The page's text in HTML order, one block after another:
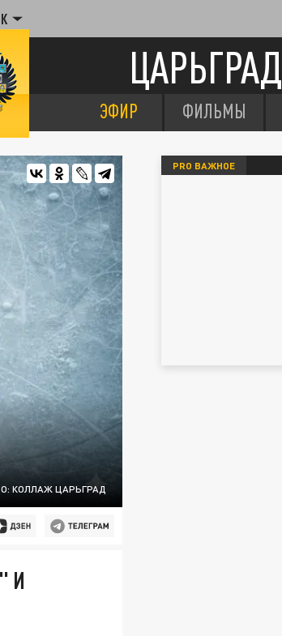
ЦАРЬГРАД
ЭФИР ФИЛЬМЫ
КОЛЛАЖ ЦАРЬГРАД
И
PRO ВАЖНОЕ